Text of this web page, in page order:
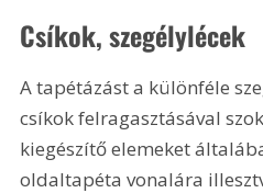
Csíkok, szegélylécek
A tapétázást a különféle
csíkok felragasztásával
kiegészítő elemeket
oldaltapéta vonalára